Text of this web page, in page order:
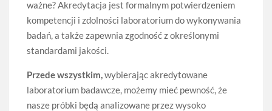
ważne? Akredytacja jest formalnym potwierdzeniem
kompetencji i zdolności laboratorium do wykonywania
badań, a także zapewnia zgodność z określonymi
standardami jakości.
Przede wszystkim,wybierając akredytowane
laboratorium badawcze, możemy mieć pewność, że
nasze próbki będą analizowane przez wysoko